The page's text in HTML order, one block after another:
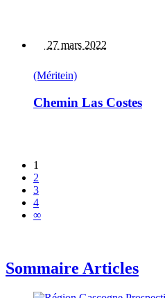
27 mars 2022
(Méritein)
Chemin Las Costes
1
2
3
4
∞
Sommaire Articles